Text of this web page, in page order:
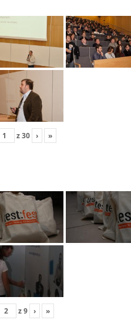
z30 › »
z9 › »